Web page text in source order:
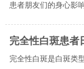
患者朋友们的身心影
完全性白斑患者
完全性白斑是白斑类